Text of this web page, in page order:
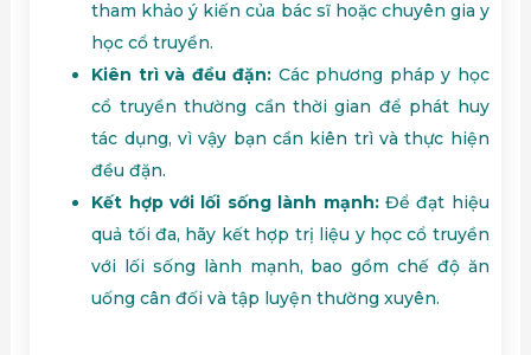
tham khảo ý kiến của bác sĩ hoặc chuyên gia y
học cổ truyền.
Kiên trì và đều đặn: Các phương pháp y học
cổ truyền thường cần thời gian để phát huy
tác dụng, vì vậy bạn cần kiên trì và thực hiện
đều đặn.
Kết hợp với lối sống lành mạnh:Để đạt hiệu
quả tối đa, hãy kết hợp trị liệu y học cổ truyền
với lối sống lành mạnh, bao gồm chế độ ăn
uống cân đối và tập luyện thường xuyên.